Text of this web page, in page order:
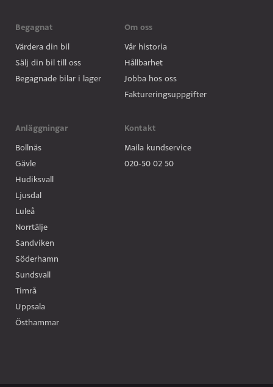
Begagnat
Värdera din bil
Sälj din bil till oss
Begagnade bilar i lager
Anläggningar
Bollnäs
Gävle
Hudiksvall
Ljusdal
Luleå
Norrtälje
Sandviken
Söderhamn
Sundsvall
Timrå
Uppsala
Östhammar
Om oss
Vår historia
Hållbarhet
Jobba hos oss
Faktureringsuppgifter
Kontakt
Maila kundservice
020-50 02 50